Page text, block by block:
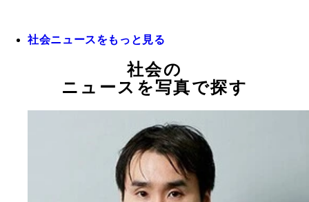
社会ニュースをもっと見る
社会の
ニュースを写真で探す